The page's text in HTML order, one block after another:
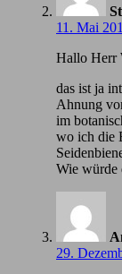
11. Mai
Hallo Herr
das ist ja
Ahnung
im
wo ich die
Wie würde
29.